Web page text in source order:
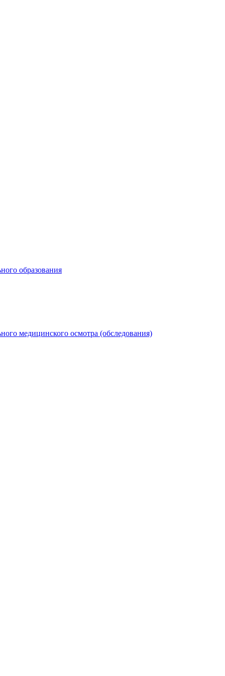
образования
медицинского осмотра (обследования)